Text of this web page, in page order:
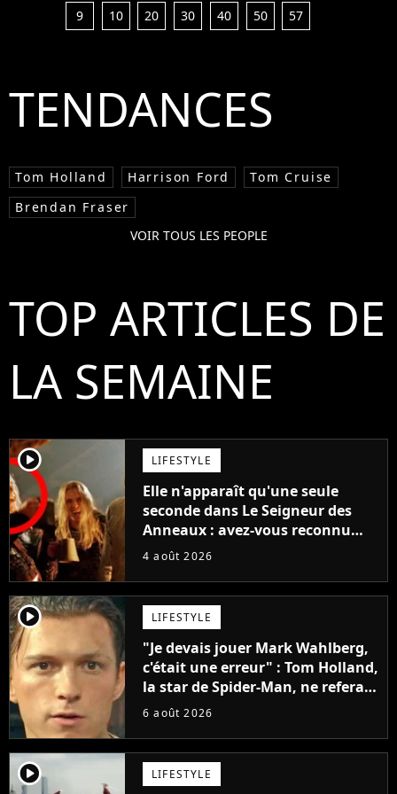
9
10 20 30 40 50 57
TENDANCES
Tom Holland Harrison Ford
Tom Cruise
Brendan Fraser
VOIR TOUS LES PEOPLE
TOP ARTICLES DE
LA SEMAINE
player2 LIFESTYLE
Elle n'apparaît qu'une seule
seconde dans Le Seigneur des
Anneaux : avez-vous reconnu
cette légende du cinéma dans la
4 août 2026
player2 LIFESTYLE
"Je devais jouer Mark Wahlberg,
c'était une erreur" : Tom Holland,
la star de Spider-Man, ne referait
pas ce blockbuster
6 août 2026
player2 LIFESTYLE